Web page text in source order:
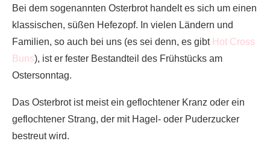
Bei dem sogenannten Osterbrot handelt es sich um einen
klassischen, süßen Hefezopf. In vielen Ländern und
Familien, so auch bei uns (es sei denn, es gibt Hot Cross
Buns), ist er fester Bestandteil des Frühstücks am
Ostersonntag.
Das Osterbrot ist meist ein geflochtener Kranz oder ein
geflochtener Strang, der mit Hagel- oder Puderzucker
bestreut wird.